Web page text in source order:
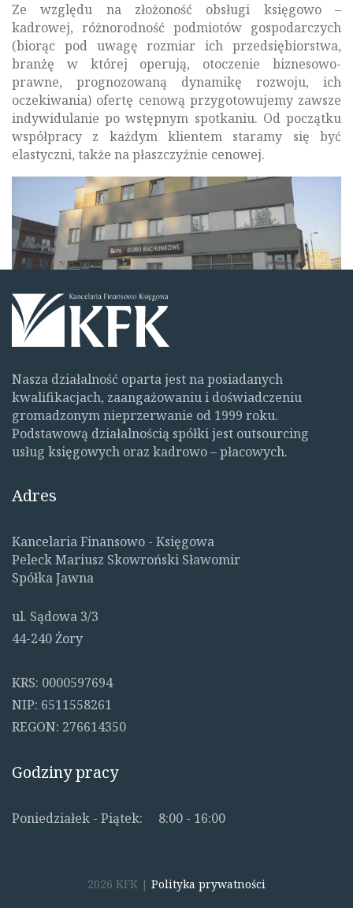
Ze względu na złożoność obsługi księgowo –
kadrowej, różnorodność podmiotów gospodarczych
(biorąc pod uwagę rozmiar ich przedsiębiorstwa,
branżę w której operują, otoczenie biznesowo-
prawne, prognozowaną dynamikę rozwoju, ich
oczekiwania) ofertę cenową przygotowujemy zawsze
indywidulanie po wstępnym spotkaniu. Od początku
współpracy z każdym klientem staramy się być
elastyczni, także na płaszczyźnie cenowej.
Nasza działalność oparta jest na posiadanych
kwalifikacjach, zaangażowaniu i doświadczeniu
gromadzonym nieprzerwanie od 1999 roku.
Podstawową działalnością spółki jest outsourcing
usług księgowych oraz kadrowo – płacowych.
Adres
Kancelaria Finansowo - Księgowa
Peleck Mariusz Skowroński Sławomir
Spółka Jawna
ul. Sądowa 3/3
44-240 Żory
KRS: 0000597694
NIP: 6511558261
REGON: 276614350
Godziny pracy
Poniedziałek - Piątek: 8:00 - 16:00
2026 KFK | Polityka prywatności